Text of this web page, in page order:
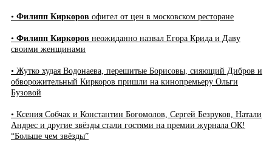
• Филипп Киркоров офигел от цен в московском ресторане
• Филипп Киркоров неожиданно назвал Егора Крида и Даву
своими женщинами
• Жутко худая Водонаева, перешитые Борисовы, сияющий Дибров и
обворожительный Киркоров пришли на кинопремьеру Ольги
Бузовой
• Ксения Собчак и Константин Богомолов, Сергей Безруков, Натали
Андрес и другие звёзды стали гостями на премии журнала ОК!
“Больше чем звёзды”